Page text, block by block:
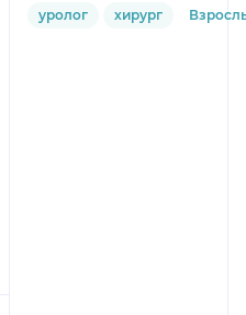
уролог хирург